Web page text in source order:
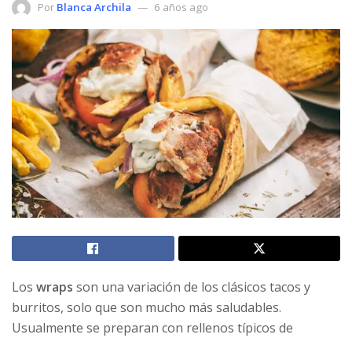
Por Blanca Archila 6 años ago
Los wraps son una variación de los clásicos tacos y
burritos, solo que son mucho más saludables.
Usualmente se preparan con rellenos típicos de